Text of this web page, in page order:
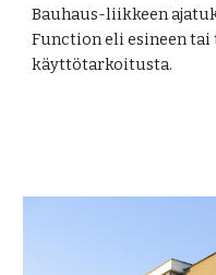
Bauhaus-liikkeen
Function eli esineen
käyttötarkoitusta.